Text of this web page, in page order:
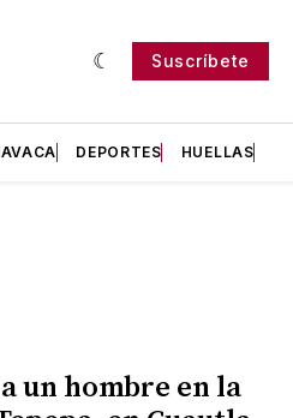
Suscríbete
DEPORTES HUELLAS
un hombre en la